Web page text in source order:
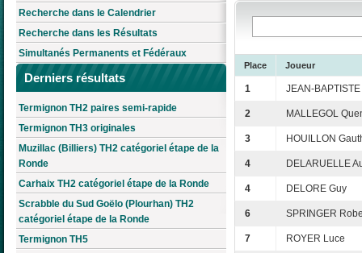
Recherche dans le Calendrier
Recherche dans les Résultats
Simultanés Permanents et Fédéraux
Derniers résultats
Termignon TH2 paires semi-rapide
Termignon TH3 originales
Muzillac (Billiers) TH2 catégoriel étape de la
Ronde
Carhaix TH2 catégoriel étape de la Ronde
Scrabble du Sud Goëlo (Plourhan) TH2
catégoriel étape de la Ronde
Termignon TH5
Place Joueur
1 JEAN-
2 MALLEGOL
3 HOUILLON
4 DELARUELLE
4 DELORE Guy
6 SPRINGER
7 ROYER Luce